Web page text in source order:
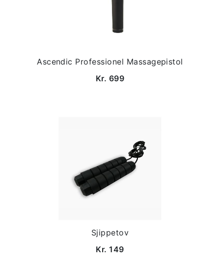
Ascendic Professionel Massagepistol
Kr. 699
Sjippetov
Kr. 149